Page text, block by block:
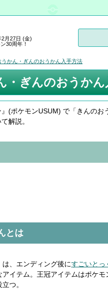
・ぎんのおうかん
(ポケモンUSUM) で「きんのお
解説。
とは
は、エンディング後にすごいとっ
イテム。王冠アイテムはポケモ
つ。
2月27日 (金)
30周年！
うかん・ぎんのおうかん入手方法